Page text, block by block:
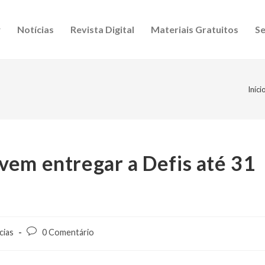
Notícias Revista Digital Materiais Gratuitos
entregar a Defis até 31
0 Comentário